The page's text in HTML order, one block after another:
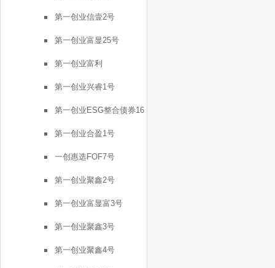
第一创业信壹2号
第一创业富显25号
第一创业富利
第一创业兴睿1号
第一创业ESG整合债券16
号
第一创业合盈1号
一创惠选FOF7号
第一创业聚鑫2号
第一创业富显富3号
第一创业聚鑫3号
第一创业聚鑫4号